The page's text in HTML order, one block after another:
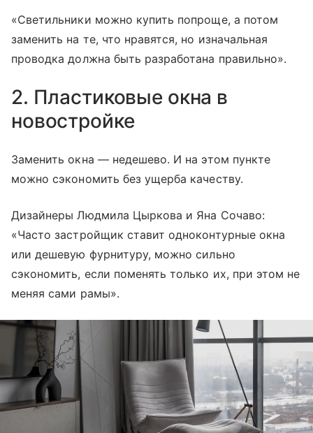
«Светильники можно купить попроще, а потом
заменить на те, что нравятся, но изначальная
проводка должна быть разработана правильно».
2. Пластиковые окна в
новостройке
Заменить окна — недешево. И на этом пункте
можно сэкономить без ущерба качеству.
Дизайнеры Людмила Цыркова и Яна Сочаво:
«Часто застройщик ставит одноконтурные окна
или дешевую фурнитуру, можно сильно
сэкономить, если поменять только их, при этом не
меняя сами рамы».